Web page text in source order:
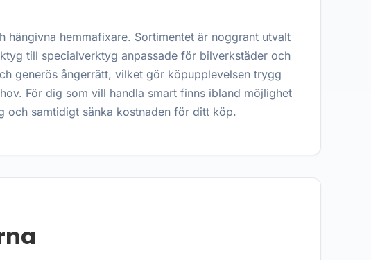
hemmafixare. Sortimentet är noggrant utvalt
till specialverktyg anpassade för bilverkstäder och
generös ångerrätt, vilket gör köpupplevelsen trygg
För dig som vill handla smart finns ibland möjlighet
och samtidigt sänka kostnaden för ditt köp.